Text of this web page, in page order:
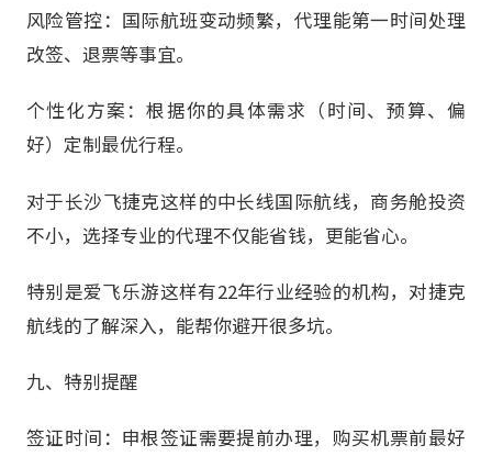
风险管控：国际航班变动频繁，代理能第一时间处理
改签、退票等事宜。
个性化方案：根据你的具体需求（时间、预算、偏
好）定制最优行程。
对于长沙飞捷克这样的中长线国际航线，商务舱投资
不小，选择专业的代理不仅能省钱，更能省心。
特别是爱飞乐游这样有22年行业经验的机构，对捷克
航线的了解深入，能帮你避开很多坑。
九、特别提醒
签证时间：申根签证需要提前办理，购买机票前最好